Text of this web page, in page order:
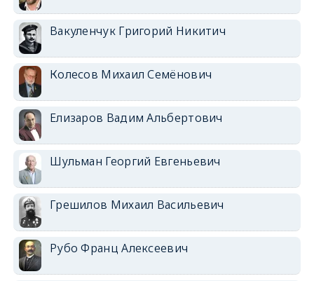
Вакуленчук Григорий Никитич
Колесов Михаил Семёнович
Елизаров Вадим Альбертович
Шульман Георгий Евгеньевич
Грешилов Михаил Васильевич
Рубо Франц Алексеевич